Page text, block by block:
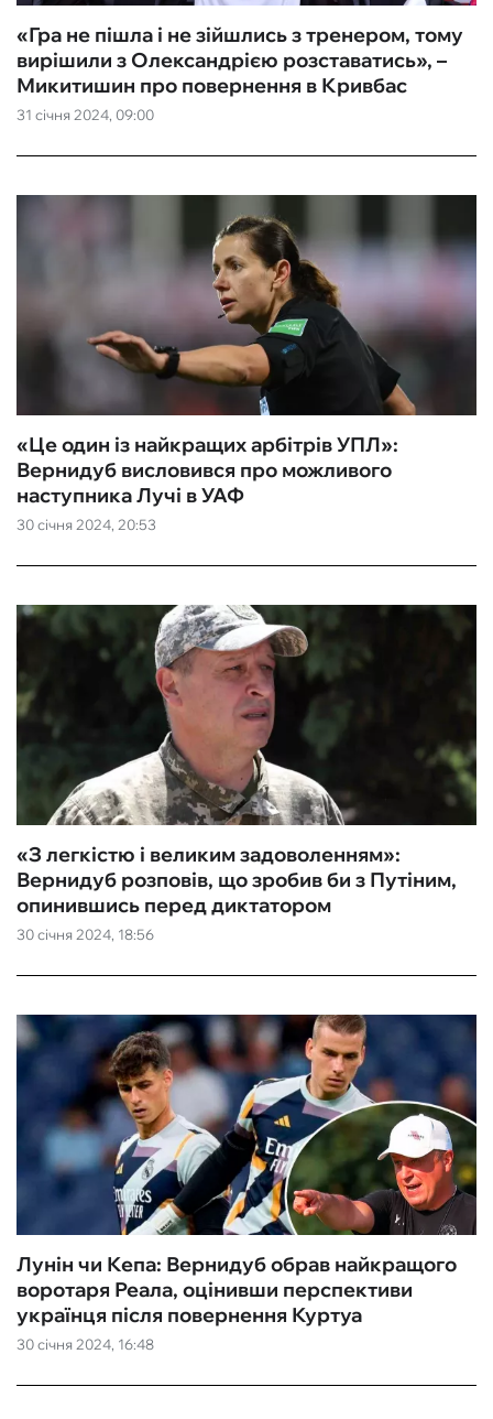
31 січня 2024, 09:00
«Гра не пішла і не зійшлись з тренером, тому
вирішили з Олександрією розставатись», –
Микитишин про повернення в Кривбас
30 січня 2024, 20:53
«Це один із найкращих арбітрів УПЛ»:
Вернидуб висловився про можливого
наступника Лучі в УАФ
30 січня 2024, 18:56
«З легкістю і великим задоволенням»:
Вернидуб розповів, що зробив би з Путіним,
опинившись перед диктатором
30 січня 2024, 16:48
Лунін чи Кепа: Вернидуб обрав найкращого
воротаря Реала, оцінивши перспективи
українця після повернення Куртуа